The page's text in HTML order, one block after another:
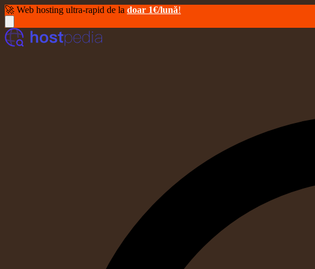
🚀 Web hosting ultra-rapid de la doar 1€/lună!